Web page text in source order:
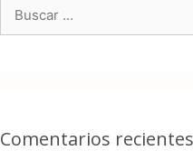
Comentarios recientes